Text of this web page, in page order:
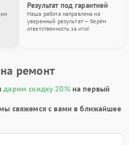
Результат под гарантией
Наша работа направлена на
уверенный результат — берём
ответственность за итог.
ремонт
дарим скидку 20%на первый
свяжемся с вами в ближайшее